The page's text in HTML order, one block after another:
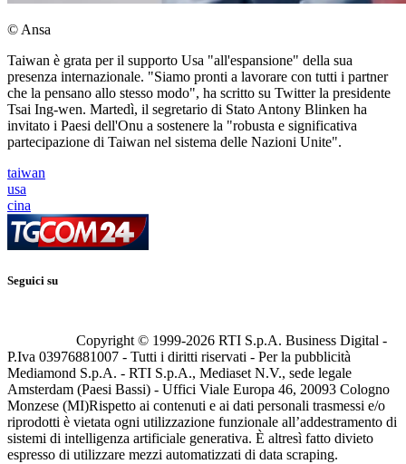
© Ansa
Taiwan è grata per il supporto Usa "all'espansione" della sua
presenza internazionale. "Siamo pronti a lavorare con tutti i partner
che la pensano allo stesso modo", ha scritto su Twitter la presidente
Tsai Ing-wen. Martedì, il segretario di Stato Antony Blinken ha
invitato i Paesi dell'Onu a sostenere la "robusta e significativa
partecipazione di Taiwan nel sistema delle Nazioni Unite".
taiwan
usa
cina
Seguici su
Copyright © 1999-2026 RTI S.p.A. Business Digital -
P.Iva 03976881007 - Tutti i diritti riservati - Per la pubblicità
Mediamond S.p.A. - RTI S.p.A., Mediaset N.V., sede legale
Amsterdam (Paesi Bassi) - Uffici Viale Europa 46, 20093 Cologno
Monzese (MI)Rispetto ai contenuti e ai dati personali trasmessi e/o
riprodotti è vietata ogni utilizzazione funzionale all’addestramento di
sistemi di intelligenza artificiale generativa. È altresì fatto divieto
espresso di utilizzare mezzi automatizzati di data scraping.